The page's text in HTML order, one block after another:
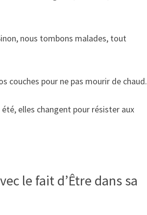
nous tombons malades, tout
couches pour ne pas mourir de chaud.
elles changent pour résister aux
le fait d’Être dans sa